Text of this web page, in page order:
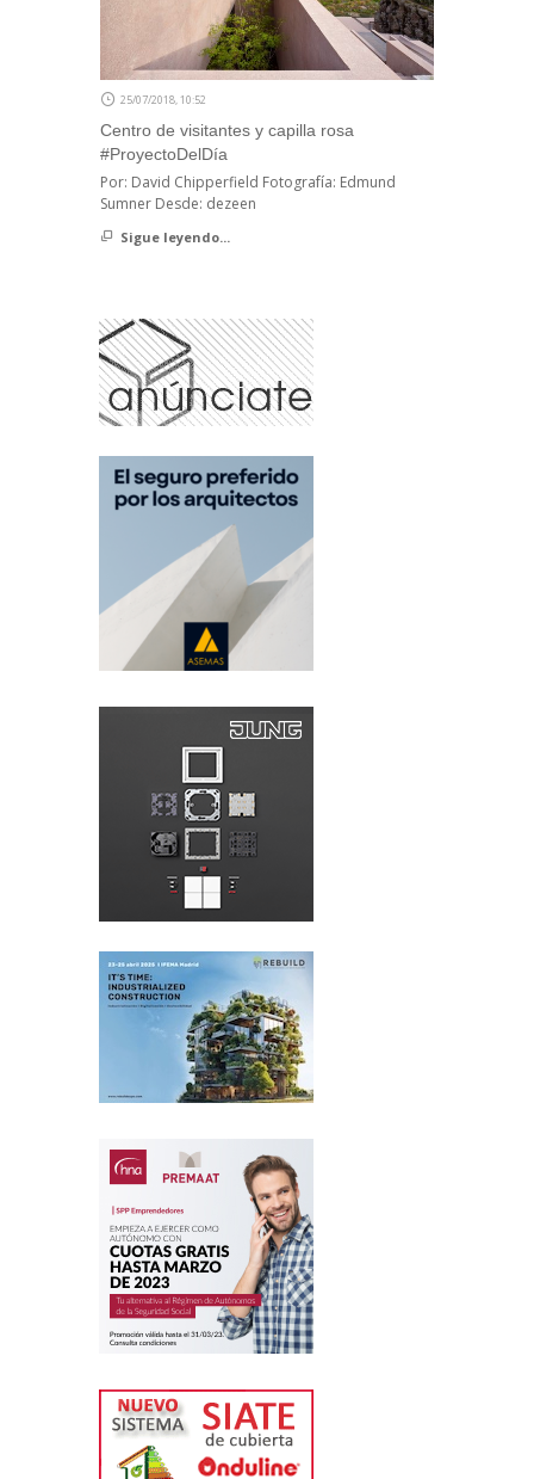
25/07/2018, 10:52
Centro de visitantes y capilla rosa
#ProyectoDelDía
Por: David Chipperfield Fotografía: Edmund
Sumner Desde: dezeen
Sigue leyendo...